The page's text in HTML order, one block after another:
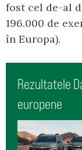
fost cel de-al
196.000 de
în Europa).
Rezultatele
europene